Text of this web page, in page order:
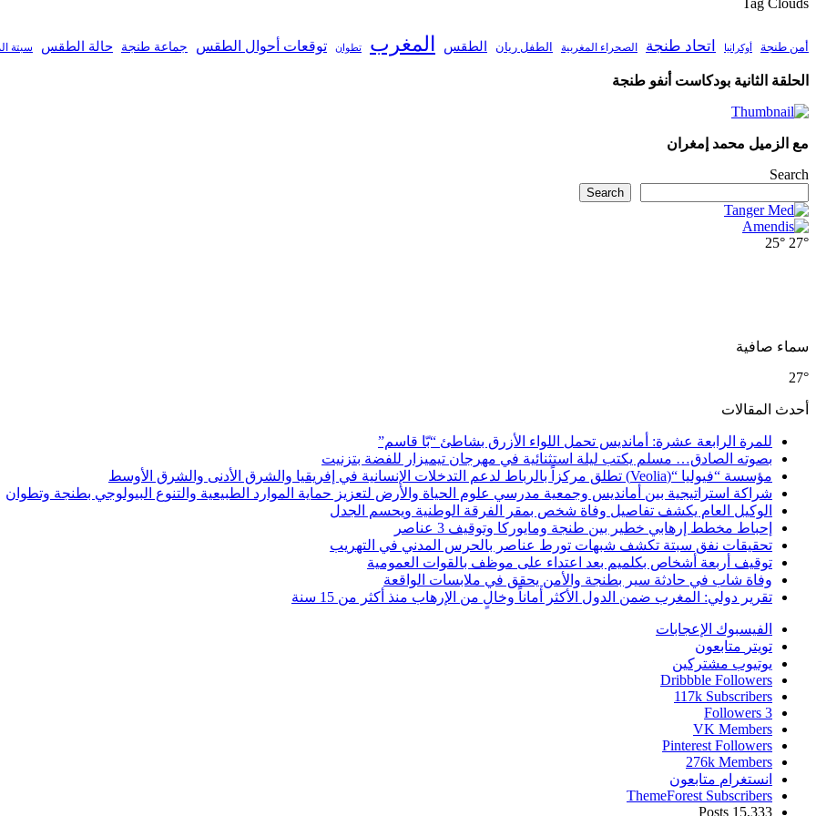
أمن طنجة أوكرانيا اتحاد طنجة الصحراء المغربية الطفل ريان الطقس المغرب تطوان توقعات أحوال الطقس جماعة طنجة حالة الطقس سبتة
الحلقة الثانية بودكاست أنفو طنجة
مع الزميل محمد إمغران
Search
Search
27°
25°
سماء صافية
27°
أحدث المقالات
للمرة الرابعة عشرة: أمانديس تحمل اللواء الأزرق بشاطئ “بّا قاسم”
بصوته الصادق… مسلم يكتب ليلة استثنائية في مهرجان تيميزار للفضة بتزنيت
مؤسسة “فيوليا “(Veolia) تطلق مركزاً بالرباط لدعم التدخلات الإنسانية في إفريقيا والشرق الأدنى والشرق الأوسط
شراكة استراتيجية بين أمانديس وجمعية مدرسي علوم الحياة والأرض لتعزيز حماية الموارد الطبيعية والتنوع البيولوجي بطنجة وتطوان
الوكيل العام يكشف تفاصيل وفاة شخص بمقر الفرقة الوطنية ويحسم الجدل
إحباط مخطط إرهابي خطير بين طنجة ومايوركا وتوقيف 3 عناصر
تحقيقات نفق سبتة تكشف شبهات تورط عناصر بالحرس المدني في التهريب
توقيف أربعة أشخاص بكلميم بعد اعتداء على موظف بالقوات العمومية
وفاة شاب في حادثة سير بطنجة والأمن يحقق في ملابسات الواقعة
تقرير دولي: المغرب ضمن الدول الأكثر أماناً وخالٍ من الإرهاب منذ أكثر من 15 سنة
الفيسبوك الإعجابات
تويتر متابعون
يوتيوب مشتركين
Dribbble Followers
117k Subscribers
3
Followers
VK Members
Pinterest Followers
276k Members
انستغرام متابعون
ThemeForest Subscribers
15,333
Posts